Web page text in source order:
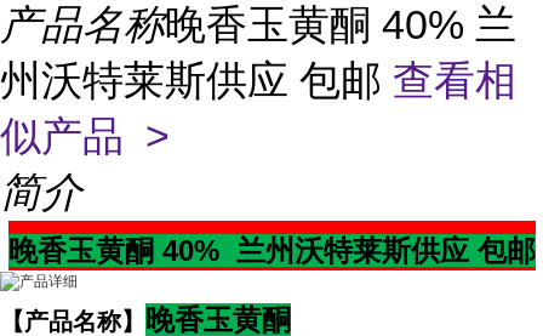
产品名称晚香玉黄酮 40% 兰
州沃特莱斯供应 包邮 查看相
似产品 >
简介
晚香玉黄酮 40% 兰州沃特莱斯供应 包邮
【产品名称】 晚香玉黄酮